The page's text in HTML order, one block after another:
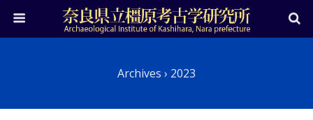
Archives › 2023